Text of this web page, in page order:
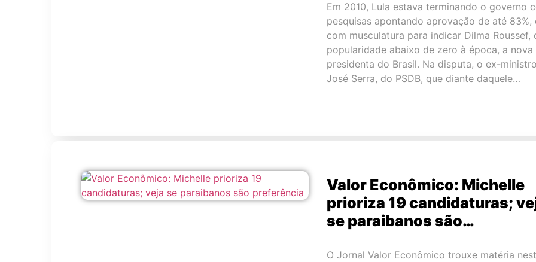
Em 2010, Lula estava terminando o governo
pesquisas apontando aprovação de até 83%,
com musculatura para indicar Dilma Roussef,
popularidade abaixo de zero à época, a nova
presidenta do Brasil. Na disputa, o ex-
José Serra, do PSDB, que diante daquele…
Valor Econômico: Michelle
prioriza 19 candidaturas;
se paraibanos são…
O Jornal Valor Econômico trouxe matéria